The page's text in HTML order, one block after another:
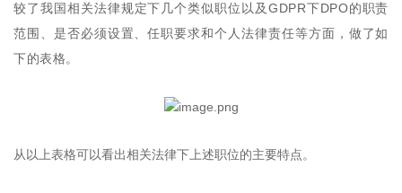
较了我国相关法律规定下几个类似职位以及GDPR下DPO的职责
范围、是否必须设置、任职要求和个人法律责任等方面，做了如
下的表格。
从以上表格可以看出相关法律下上述职位的主要特点。